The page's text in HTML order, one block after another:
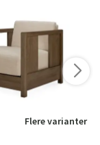
Flere varianter